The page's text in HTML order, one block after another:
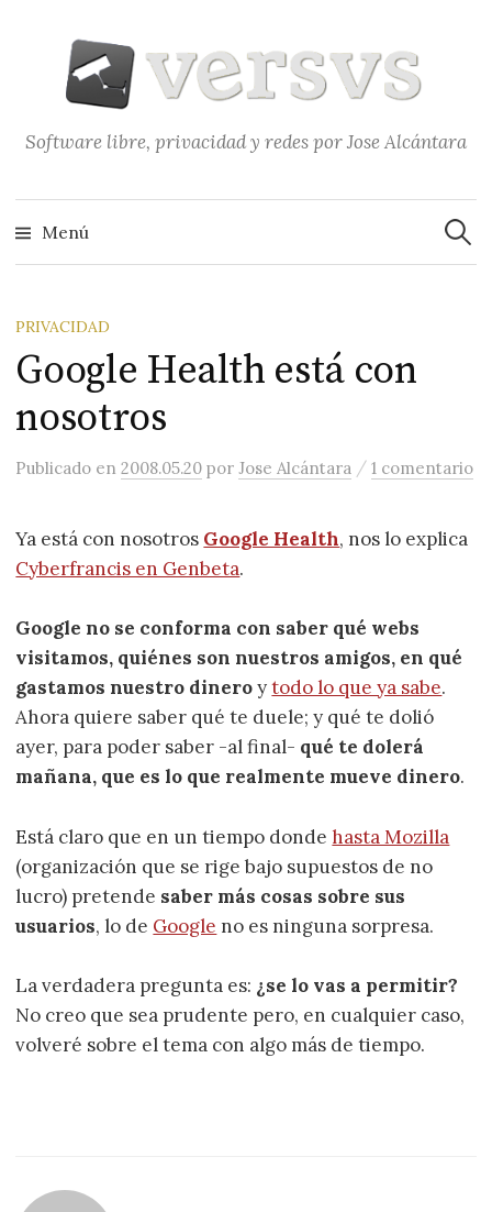
contenido
Software libre, privacidad y redes por Jose Alcántara
Menú
PRIVACIDAD
Google Health está con
nosotros
Publicado en2008.05.20 porJose Alcántara /1 comentario
Ya está con nosotros Google Health, nos lo explica
Cyberfrancis en Genbeta.
Google no se conforma con saber qué webs
visitamos, quiénes son nuestros amigos, en qué
gastamos nuestro dineroytodo lo que ya sabe.
Ahora quiere saber qué te duele; y qué te dolió
ayer, para poder saber -al final- qué te dolerá
mañana, que es lo que realmente mueve dinero.
Está claro que en un tiempo dondehasta Mozilla
(organización que se rige bajo supuestos de no
lucro) pretende saber más cosas sobre sus
usuarios, lo de Google no es ninguna sorpresa.
La verdadera pregunta es: ¿se lo vas a permitir?
No creo que sea prudente pero, en cualquier caso,
volveré sobre el tema con algo más de tiempo.